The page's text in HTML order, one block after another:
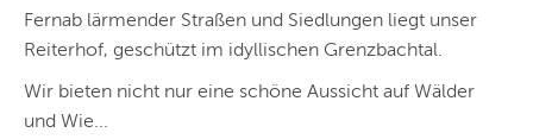
Fernab lärmender Straßen und Siedlungen liegt unser
Reiterhof, geschützt im idyllischen Grenzbachtal.
Wir bieten nicht nur eine schöne Aussicht auf Wälder
und Wie...